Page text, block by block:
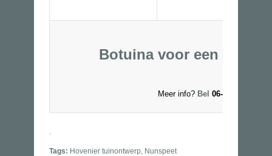
Botuina voor een
Meer info? Bel06-53250327 of
Tags: Hovenier tuinontwerp Nunspeet